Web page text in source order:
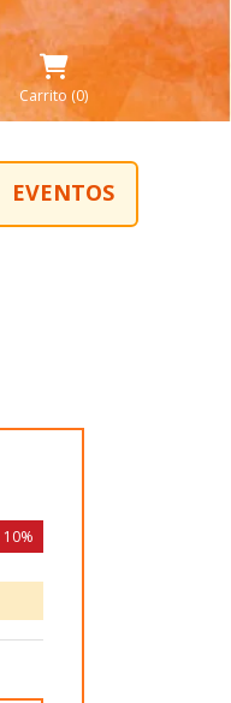
Carrito (0)
EVENTOS
10%